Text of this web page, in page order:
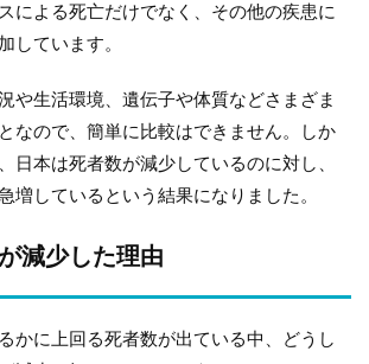
による死亡だけでなく、その他の疾患に
しています。
や生活環境、遺伝子や体質などさまざま
なので、簡単に比較はできません。しか
日本は死者数が減少しているのに対し、
増しているという結果になりました。
減少した理由
かに上回る死者数が出ている中、どうし